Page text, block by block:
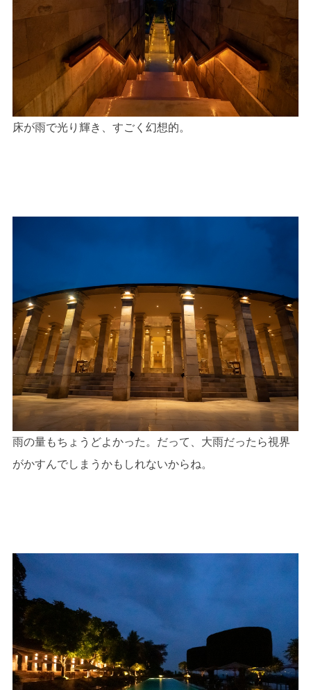
床が雨で光り輝き、すごく幻想的。
雨の量もちょうどよかった。だって、大雨だったら視界
がかすんでしまうかもしれないからね。